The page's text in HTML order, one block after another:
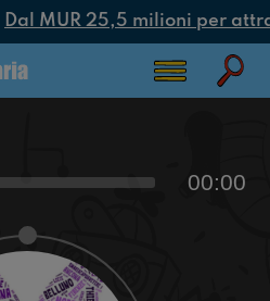
Dal MUR 25,5 milioni per
00:00